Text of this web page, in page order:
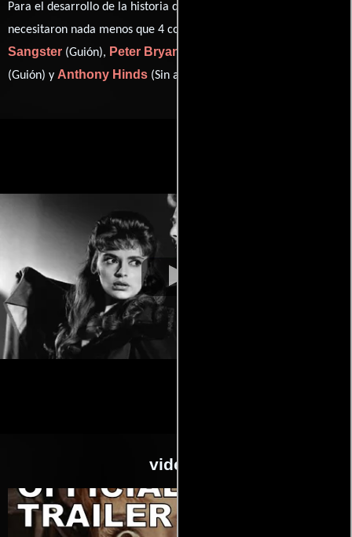
Para el desarrollo de la historia que cuenta esta obra, se
necesitaron nada menos que 4 colaboraciones.
Sangster (Guión), Peter Bryan
(Guión) y Anthony Hinds (Sin acreditar).
videos